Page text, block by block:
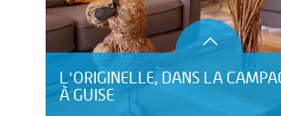
L'ORIGINELLE, DANS LA
À GUISE